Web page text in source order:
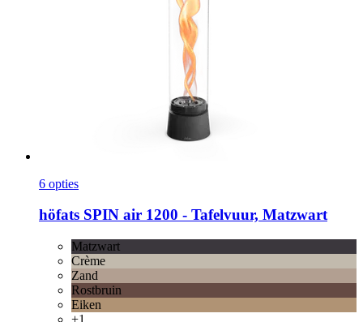
6 opties
höfats SPIN air 1200 -​ Tafelvuur, Matzwart
Matzwart
Crème
Zand
Rostbruin
Eiken